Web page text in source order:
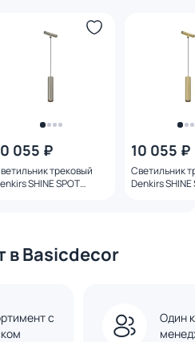
055 ₽
трековый
SHINE SPOT
10 055 ₽
Светильник
Denkirs SHINE
в Basicdecor
с
Один